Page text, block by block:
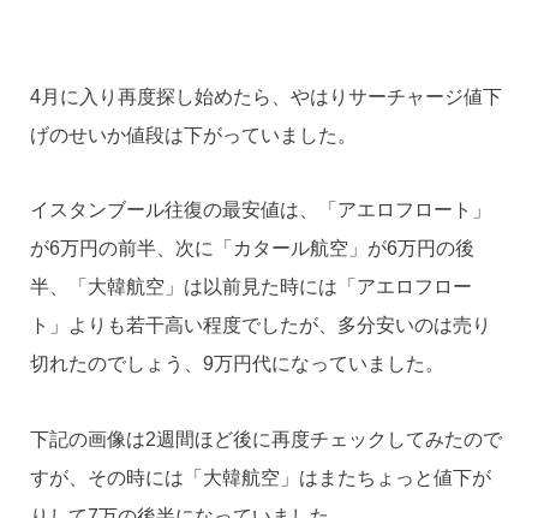
4月に入り再度探し始めたら、やはりサーチャージ値下
げのせいか値段は下がっていました。
イスタンブール往復の最安値は、「アエロフロート」
が6万円の前半、次に「カタール航空」が6万円の後
半、「大韓航空」は以前見た時には「アエロフロー
ト」よりも若干高い程度でしたが、多分安いのは売り
切れたのでしょう、9万円代になっていました。
下記の画像は2週間ほど後に再度チェックしてみたので
すが、その時には「大韓航空」はまたちょっと値下が